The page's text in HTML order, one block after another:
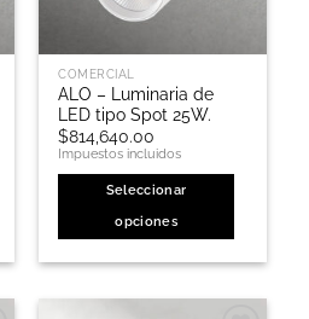
COMERCIAL
ALO – Luminaria de
LED tipo Spot 25W.
$814,640.00
Impuestos incluidos
Seleccionar
opciones
tiene